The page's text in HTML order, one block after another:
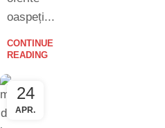
oaspeți...
CONTINUE
READING
24
APR.